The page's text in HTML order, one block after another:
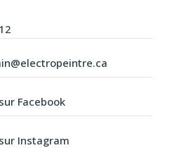
Facebook
Instagram